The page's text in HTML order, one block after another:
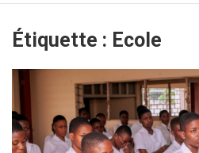
Étiquette : Ecole